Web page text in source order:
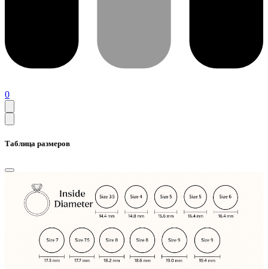
0
Таблица размеров